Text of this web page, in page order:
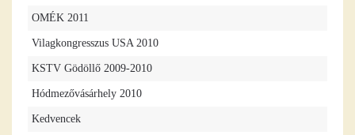
OMÉK 2011
Vilagkongresszus USA 2010
KSTV Gödöllő 2009-2010
Hódmezővásárhely 2010
Kedvencek